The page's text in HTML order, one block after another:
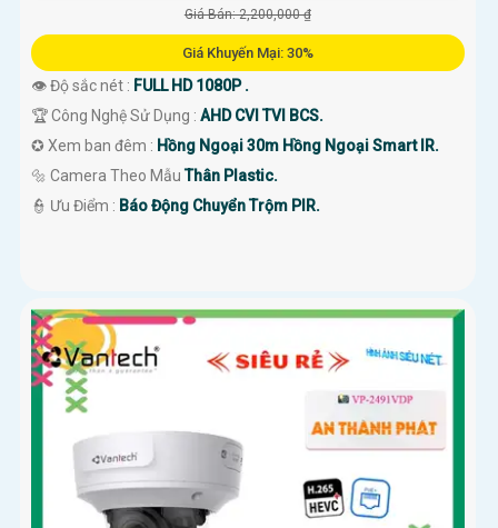
Giá Bán: 2,200,000 ₫
Giá Khuyến Mại: 30%
👁 Độ sắc nét : FULL HD 1080P .
🏆 Công Nghệ Sử Dụng : AHD CVI TVI BCS.
✪ Xem ban đêm : Hồng Ngoại 30m Hồng Ngoại Smart IR.
🔩 Camera Theo MẫuThân Plastic.
️👮 Ưu Điểm : Báo Động Chuyển Trộm PIR.